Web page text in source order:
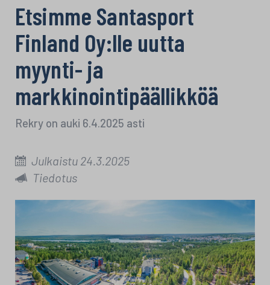
Etsimme Santasport
Finland Oy:lle uutta
myynti- ja
markkinointipäällikköä
Rekry on auki 6.4.2025 asti
Julkaistu 24.3.2025
Tiedotus